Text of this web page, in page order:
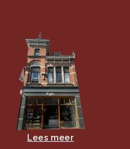
Lees meer